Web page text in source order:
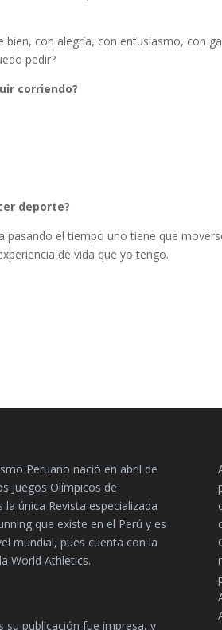
con alegría, con entusiasmo, con
pedir?
corriendo?
deporte?
pasando el tiempo uno tiene que
de vida que yo tengo.
Peruano nació en abril de
Juegos Olímpicos de
la única Revista especializada
que existe en el Perú y es
mundial, pues cuenta con la
World Athletics.
su publicación fue impresa, y